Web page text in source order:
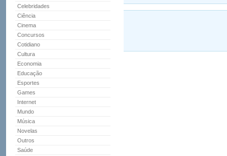
Celebridades
Ciência
Cinema
Concursos
Cotidiano
Cultura
Economia
Educação
Esportes
Games
Internet
Mundo
Música
Novelas
Outros
Saúde